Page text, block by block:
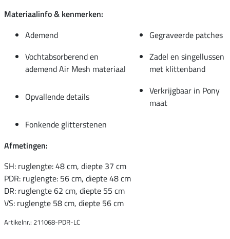
Materiaalinfo & kenmerken:
Ademend
Gegraveerde patches
Vochtabsorberend en
ademend Air Mesh materiaal
Zadel en singellussen
met klittenband
Opvallende details
Verkrijgbaar in Pony
maat
Fonkende glitterstenen
Afmetingen:
SH: ruglengte: 48 cm, diepte 37 cm
PDR: ruglengte: 56 cm, diepte 48 cm
DR: ruglengte 62 cm, diepte 55 cm
VS: ruglengte 58 cm, diepte 56 cm
Artikelnr.: 211068-PDR-LC